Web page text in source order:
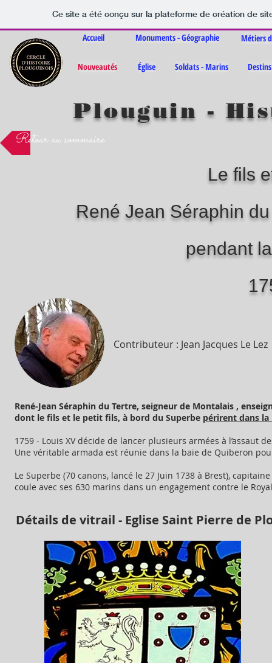
Ce site a été conçu sur la plateforme de création de
Accueil Monuments - Géographie Métiers
Nouveautés Église Soldats - Marins
Plouguin -
Retour au sommaire
Le fils
René Jean Séraphin
pendant
Contributeur : Jean Jacques Le Lez
René-Jean Séraphin du Tertre, seigneur de Montalais ,
dont le fils et le petit fils, à bord du Superbe périrent dans la
1759 - Louis XV décide de lancer plusieurs armées à l’assaut
Une véritable armada est réunie dans la baie de Quiberon
Le Superbe (70 canons, lancé le 27 Juin 1738 à Brest),
coule avec ses 630 marins dans un engagement contre le
Détails de vitrail - Eglise Saint Pierre de